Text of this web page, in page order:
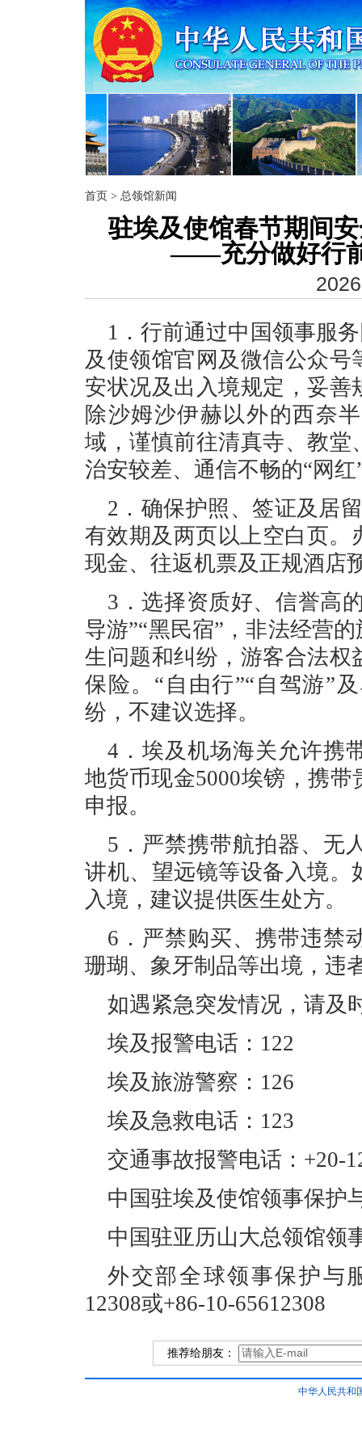
首页 > 总领馆新闻
驻埃及使馆春节期间
——充分做好行
1．行前通过中国领事服
及使领馆官网及微信公众
安状况及出入境规定，妥
除沙姆沙伊赫以外的西奈
域，谨慎前往清真寺、教
治安较差、通信不畅的“网红
2．确保护照、签证及居
有效期及两页以上空白页。
现金、往返机票及正规酒店
3．选择资质好、信誉高
导游”“黑民宿”，非法经营
生问题和纠纷，游客合法
保险。“自由行”“自驾游”
纷，不建议选择。
4．埃及机场海关允许携
地货币现金5000埃镑，携
申报。
5．严禁携带航拍器、无
讲机、望远镜等设备入境
入境，建议提供医生处方。
6．严禁购买、携带违禁
珊瑚、象牙制品等出境，违
如遇紧急突发情况，请及
埃及报警电话：122
埃及旅游警察：126
埃及急救电话：123
交通事故报警电话：+20-
中国驻埃及使馆领事保护
中国驻亚历山大总领馆领
外交部全球领事保护与
12308或+86-10-65612308
推荐给朋友：
中华人民共和